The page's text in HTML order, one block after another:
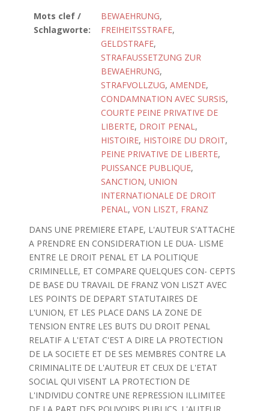
Mots clef /
Schlagworte:
BEWAEHRUNG,
FREIHEITSSTRAFE,
GELDSTRAFE,
STRAFAUSSETZUNG ZUR
BEWAEHRUNG,
STRAFVOLLZUG, AMENDE,
CONDAMNATION AVEC SURSIS,
COURTE PEINE PRIVATIVE DE
LIBERTE, DROIT PENAL,
HISTOIRE, HISTOIRE DU DROIT,
PEINE PRIVATIVE DE LIBERTE,
PUISSANCE PUBLIQUE,
SANCTION, UNION
INTERNATIONALE DE DROIT
PENAL, VON LISZT, FRANZ
DANS UNE PREMIERE ETAPE, L'AUTEUR S'ATTACHE
A PRENDRE EN CONSIDERATION LE DUA- LISME
ENTRE LE DROIT PENAL ET LA POLITIQUE
CRIMINELLE, ET COMPARE QUELQUES CON- CEPTS
DE BASE DU TRAVAIL DE FRANZ VON LISZT AVEC
LES POINTS DE DEPART STATUTAIRES DE
L'UNION, ET LES PLACE DANS LA ZONE DE
TENSION ENTRE LES BUTS DU DROIT PENAL
RELATIF A L'ETAT C'EST A DIRE LA PROTECTION
DE LA SOCIETE ET DE SES MEMBRES CONTRE LA
CRIMINALITE DE L'AUTEUR ET CEUX DE L'ETAT
SOCIAL QUI VISENT LA PROTECTION DE
L'INDIVIDU CONTRE UNE REPRESSION ILLIMITEE